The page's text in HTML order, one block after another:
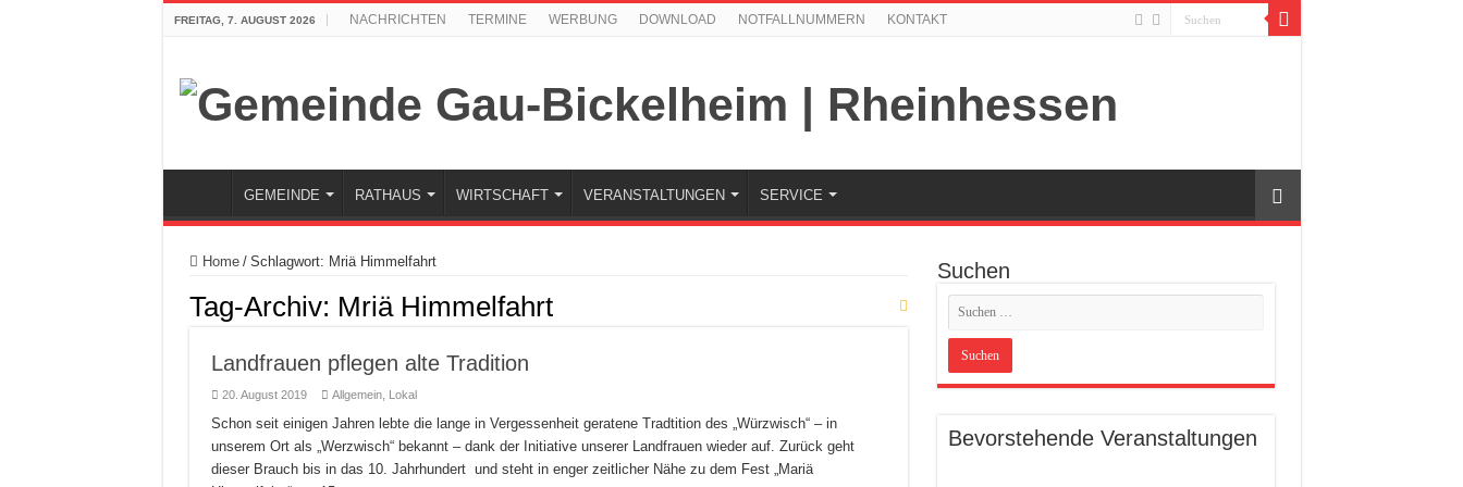
FREITAG, 7. AUGUST 2026 NACHRICHTEN TERMINE WERBUNG DOWNLOAD NOTFALLNUMMERN KONTAKT
GEMEINDE RATHAUS WIRTSCHAFT VERANSTALTUNGEN SERVICE
Home / Schlagwort: Mriä Himmelfahrt
Tag-Archiv: Mriä Himmelfahrt
Landfrauen pflegen alte Tradition
20. August 2019 Allgemein, Lokal
Schon seit einigen Jahren lebte die lange in Vergessenheit geratene Tradtition des „Würzwisch“ – in
unserem Ort als „Werzwisch“ bekannt – dank der Initiative unserer Landfrauen wieder auf. Zurück geht
dieser Brauch bis in das 10. Jahrhundert und steht in enger zeitlicher Nähe zu dem Fest „Mariä
Suchen
Bevorstehende Veranstaltungen